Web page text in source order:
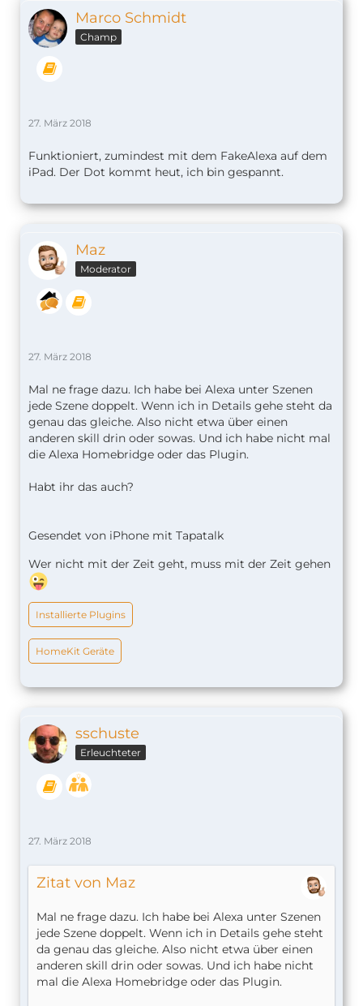
Marco Schmidt
Champ
27. März 2018
Funktioniert, zumindest mit dem FakeAlexa auf dem
iPad. Der Dot kommt heut, ich bin gespannt.
Maz
Moderator
27. März 2018
Mal ne frage dazu. Ich habe bei Alexa unter Szenen
jede Szene doppelt. Wenn ich in Details gehe steht da
genau das gleiche. Also nicht etwa über einen
anderen skill drin oder sowas. Und ich habe nicht mal
die Alexa Homebridge oder das Plugin.
Habt ihr das auch?
Gesendet von iPhone mit Tapatalk
Wer nicht mit der Zeit geht, muss mit der Zeit gehen
Installierte Plugins
HomeKit Geräte
sschuste
Erleuchteter
27. März 2018
Zitat von Maz
Mal ne frage dazu. Ich habe bei Alexa unter Szenen
jede Szene doppelt. Wenn ich in Details gehe steht
da genau das gleiche. Also nicht etwa über einen
anderen skill drin oder sowas. Und ich habe nicht
mal die Alexa Homebridge oder das Plugin.